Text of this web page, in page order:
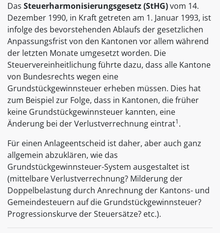
Das Steuerharmonisierungsgesetz (StHG)vom 14.
Dezember 1990, in Kraft getreten am 1. Januar 1993, ist
infolge des bevorstehenden Ablaufs der gesetzlichen
Anpassungsfrist von den Kantonen vor allem während
der letzten Monate umgesetzt worden. Die
Steuervereinheitlichung führte dazu, dass alle Kantone
von Bundesrechts wegen eine
Grundstückgewinnsteuer erheben müssen. Dies hat
zum Beispiel zur Folge, dass in Kantonen, die früher
keine Grundstückgewinnsteuer kannten, eine
Änderung bei der Verlustverrechnung eintrat1.
Für einen Anlageentscheid ist daher, aber auch ganz
allgemein abzuklären, wie das
Grundstückgewinnsteuer-System ausgestaltet ist
(mittelbare Verlustverrechnung? Milderung der
Doppelbelastung durch Anrechnung der Kantons- und
Gemeindesteuern auf die Grundstückgewinnsteuer?
Progressionskurve der Steuersätze? etc.).